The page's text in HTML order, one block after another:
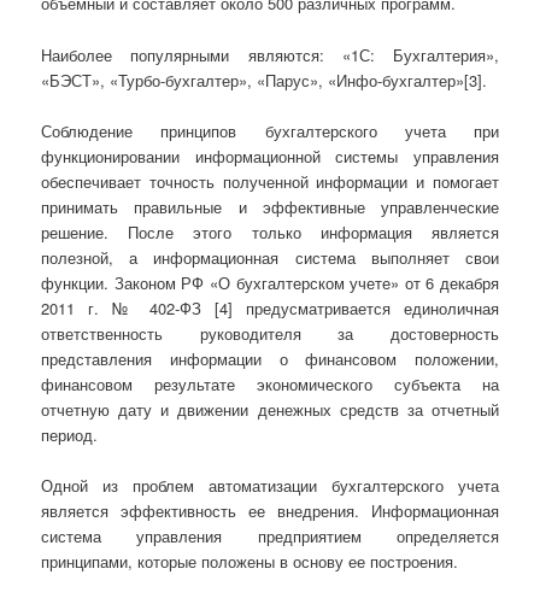
Наиболее популярными являются: «1С: Бухгалтерия»,
«БЭСТ», «Турбо-бухгалтер», «Парус», «Инфо-бухгалтер»[3].
Соблюдение принципов бухгалтерского учета при
функционировании информационной системы управления
обеспечивает точность полученной информации и помогает
принимать правильные и эффективные управленческие
решение. После этого только информация является
полезной, а информационная система выполняет свои
функции. Законом РФ «О бухгалтерском учете» от 6 декабря
2011 г. № 402-ФЗ [4] предусматривается единоличная
ответственность руководителя за достоверность
представления информации о финансовом положении,
финансовом результате экономического субъекта на
отчетную дату и движении денежных средств за отчетный
период.
Одной из проблем автоматизации бухгалтерского учета
является эффективность ее внедрения. Информационная
система управления предприятием определяется
принципами, которые положены в основу ее построения.